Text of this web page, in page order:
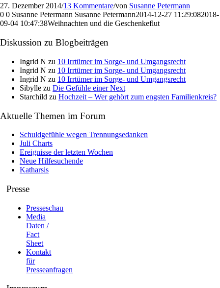
27. Dezember 2014/13 Kommentare/von Susanne Petermann
0 0 Susanne Petermann Susanne Petermann2014-12-27 11:29:082018-
09-04 10:47:38Weihnachten und die Geschenkeflut
Diskussion zu Blogbeiträgen
Ingrid N zu 10 Irrtümer im Sorge- und Umgangsrecht
Ingrid N zu 10 Irrtümer im Sorge- und Umgangsrecht
Ingrid N zu 10 Irrtümer im Sorge- und Umgangsrecht
Sibylle zu Die Gefühle einer Next
Starchild zu Hochzeit – Wer gehört zum engsten Familienkreis?
Aktuelle Themen im Forum
Schuldgefühle wegen Trennungsedanken
Juli Charts
Ereignisse der letzten Wochen
Neue Hilfesuchende
Katharsis
Presse
Presseschau
Media
Daten /
Fact
Sheet
Kontakt
für
Presseanfragen